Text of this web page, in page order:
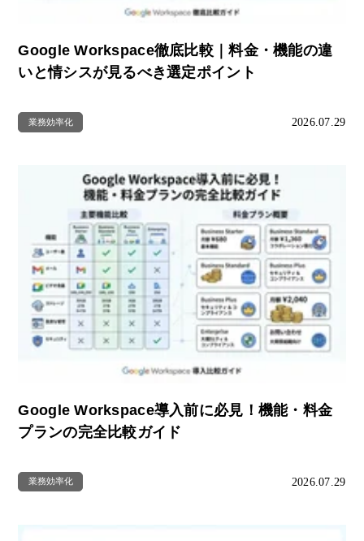
Google Workspace徹底比較｜料金・機能の違
いと情シスが見るべき選定ポイント
業務効率化 2026.07.29
Google Workspace導入前に必見！機能・料金
プランの完全比較ガイド
業務効率化 2026.07.29